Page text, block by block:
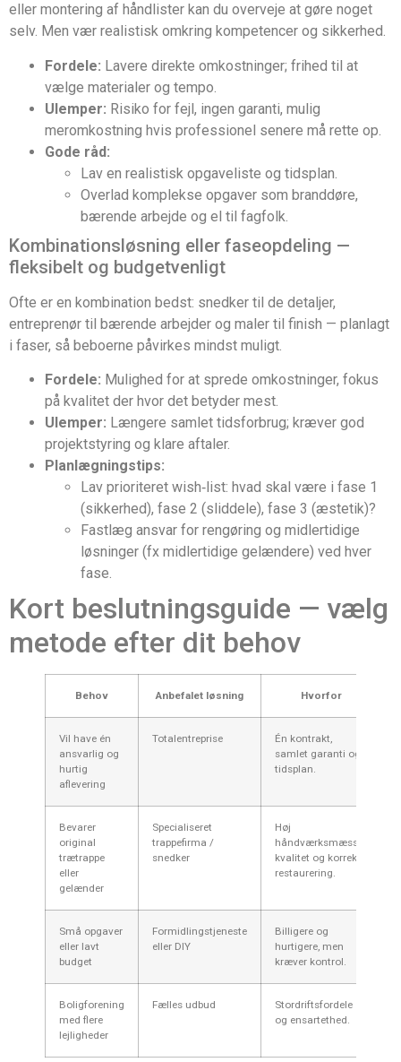
eller montering af håndlister kan du overveje at gøre noget
selv. Men vær realistisk omkring kompetencer og sikkerhed.
Fordele: Lavere direkte omkostninger; frihed til at
vælge materialer og tempo.
Ulemper: Risiko for fejl, ingen garanti, mulig
meromkostning hvis professionel senere må rette op.
Gode råd:
Lav en realistisk opgaveliste og tidsplan.
Overlad komplekse opgaver som branddøre,
bærende arbejde og el til fagfolk.
Kombinationsløsning eller faseopdeling —
fleksibelt og budgetvenligt
Ofte er en kombination bedst: snedker til de detaljer,
entreprenør til bærende arbejder og maler til finish — planlagt
i faser, så beboerne påvirkes mindst muligt.
Fordele: Mulighed for at sprede omkostninger, fokus
på kvalitet der hvor det betyder mest.
Ulemper: Længere samlet tidsforbrug; kræver god
projektstyring og klare aftaler.
Planlægningstips:
Lav prioriteret wish‑list: hvad skal være i fase 1
(sikkerhed), fase 2 (sliddele), fase 3 (æstetik)?
Fastlæg ansvar for rengøring og midlertidige
løsninger (fx midlertidige gelændere) ved hver
fase.
Kort beslutningsguide — vælg
metode efter dit behov
Behov Anbefalet løsning Hvorfor
Vil have én
ansvarlig og
hurtig
aflevering
Totalentreprise
Én kontrakt,
samlet garanti og
tidsplan.
Bevarer
original
trætrappe
eller
gelænder
Specialiseret
trappefirma /
snedker
Høj
håndværksmæssig
kvalitet og korrekt
restaurering.
Små opgaver
eller lavt
budget
Formidlingstjeneste
eller DIY
Billigere og
hurtigere, men
kræver kontrol.
Boligforening
med flere
lejligheder
Fælles udbud
Stordriftsfordele
og ensartethed.